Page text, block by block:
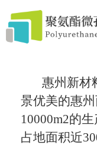
惠州新材
景优美的惠
10000m2的
占地面积近